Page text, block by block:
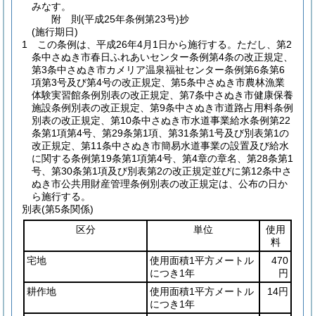
みなす。
附 則(平成25年条例第23号)抄
(施行期日)
1
この条例は、平成26年4月1日から施行する。 ただし、第2
条中さぬき市春日ふれあいセンター条例第4条の改正規定、
第3条中さぬき市カメリア温泉福祉センター条例第6条第6
項第3号及び第4号の改正規定、第5条中さぬき市農林漁業
体験実習館条例別表の改正規定、第7条中さぬき市健康保養
施設条例別表の改正規定、第9条中さぬき市道路占用料条例
別表の改正規定、第10条中さぬき市水道事業給水条例第22
条第1項第4号、第29条第1項、第31条第1号及び別表第1の
改正規定、第11条中さぬき市簡易水道事業の設置及び給水
に関する条例第19条第1項第4号、第4章の章名、第28条第1
号、第30条第1項及び別表第2の改正規定並びに第12条中さ
ぬき市公共用財産管理条例別表の改正規定は、公布の日か
ら施行する。
別表(第5条関係)
区分
単位
使用
料
宅地
使用面積1平方メートル
につき1年
470
円
耕作地
使用面積1平方メートル
につき1年
14円